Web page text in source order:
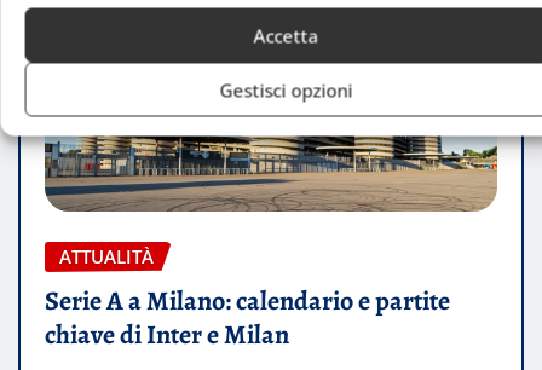
Accetta
Gestisci opzioni
ATTUALITÀ
Serie A a Milano: calendario e partite
chiave di Inter e Milan